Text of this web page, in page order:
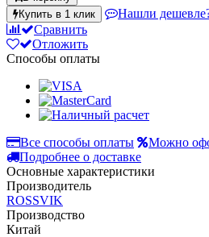
Купить в 1 клик
Нашли
Сравнить
Отложить
Способы оплаты
Все способы оплаты
Можно
Подробнее о доставке
Основные характеристики
Производитель
ROSSVIK
Производство
Китай